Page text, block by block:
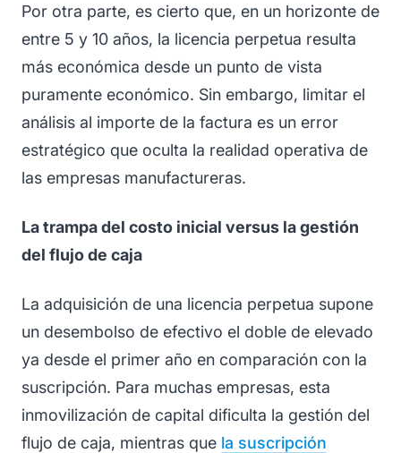
Por otra parte, es cierto que, en un horizonte de
entre 5 y 10 años, la licencia perpetua resulta
más económica desde un punto de vista
puramente económico. Sin embargo, limitar el
análisis al importe de la factura es un error
estratégico que oculta la realidad operativa de
las empresas manufactureras.
La trampa del costo inicial versus la gestión
del flujo de caja
La adquisición de una licencia perpetua supone
un desembolso de efectivo el doble de elevado
ya desde el primer año en comparación con la
suscripción. Para muchas empresas, esta
inmovilización de capital dificulta la gestión del
flujo de caja, mientras que la suscripción